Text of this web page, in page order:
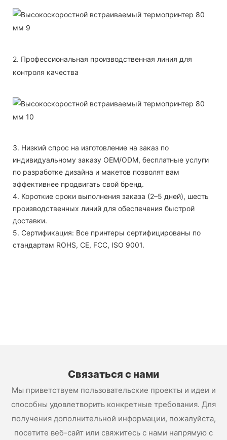
2. Профессиональная производственная линия для
контроля качества
3. Низкий спрос на изготовление на заказ по
индивидуальному заказу OEM/ODM, бесплатные услуги
по разработке дизайна и макетов позволят вам
эффективнее продвигать свой бренд.
4. Короткие сроки выполнения заказа (2–5 дней), шесть
производственных линий для обеспечения быстрой
доставки.
5. Сертификация: Все принтеры сертифицированы по
стандартам ROHS, CE, FCC, ISO 9001.
Связаться с нами
Мы приветствуем пользовательские проекты и идеи и
способны удовлетворить конкретные требования. Для
получения дополнительной информации, пожалуйста,
посетите веб-сайт или свяжитесь с нами напрямую с